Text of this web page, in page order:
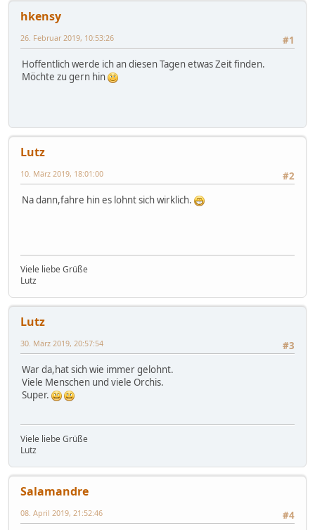
hkensy
#1
26. Februar 2019, 10:53:26
Hoffentlich werde ich an diesen Tagen etwas Zeit finden.
Möchte zu gern hin
Lutz
#2
10. März 2019, 18:01:00
Na dann,fahre hin es lohnt sich wirklich.
Viele liebe Grüße
Lutz
Lutz
#3
30. März 2019, 20:57:54
War da,hat sich wie immer gelohnt.
Viele Menschen und viele Orchis.
Super.
Viele liebe Grüße
Lutz
Salamandre
#4
08. April 2019, 21:52:46